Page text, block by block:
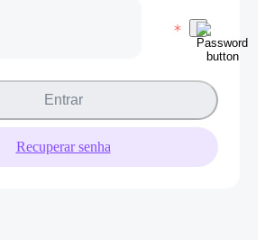
Entrar
Recuperar senha